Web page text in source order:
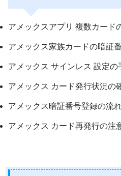
アメックスアプリ 複数カード
アメックス家族カードの暗証
アメックス サインレス 設定の
アメックス カード発行状況の
アメックス暗証番号登録の流
アメックス カード再発行の注